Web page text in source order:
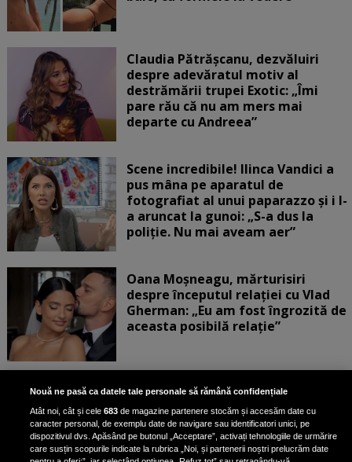
Claudia Pătrășcanu, dezvăluiri
despre adevăratul motiv al
destrămării trupei Exotic: „Îmi
pare rău că nu am mers mai
departe cu Andreea”
Scene incredibile! Ilinca Vandici a
pus mâna pe aparatul de
fotografiat al unui paparazzo și i l-
a aruncat la gunoi: „S-a dus la
poliție. Nu mai aveam aer”
Oana Moșneagu, mărturisiri
despre începutul relației cu Vlad
Gherman: „Eu am fost îngrozită de
aceasta posibilă relație”
Unde locuiesc Alberto Guță și
iubita lui, după ce au plecat din
casa Narcisei Balaban: „Noi
suntem într-o casă cu două-trei
etaje”
Nouă ne pasă ca datele tale personale să rămână confidențiale
Atât noi, cât și cele683 de magazine partenere stocăm și accesăm date cu
caracter personal, de exemplu date de navigare sau identificatori unici, pe
dispozitivul dvs. Apăsând pe butonul „Acceptare”, activați tehnologiile de urmărire
care susțin scopurile indicate la rubrica „Noi, și partenerii noștri prelucrăm date